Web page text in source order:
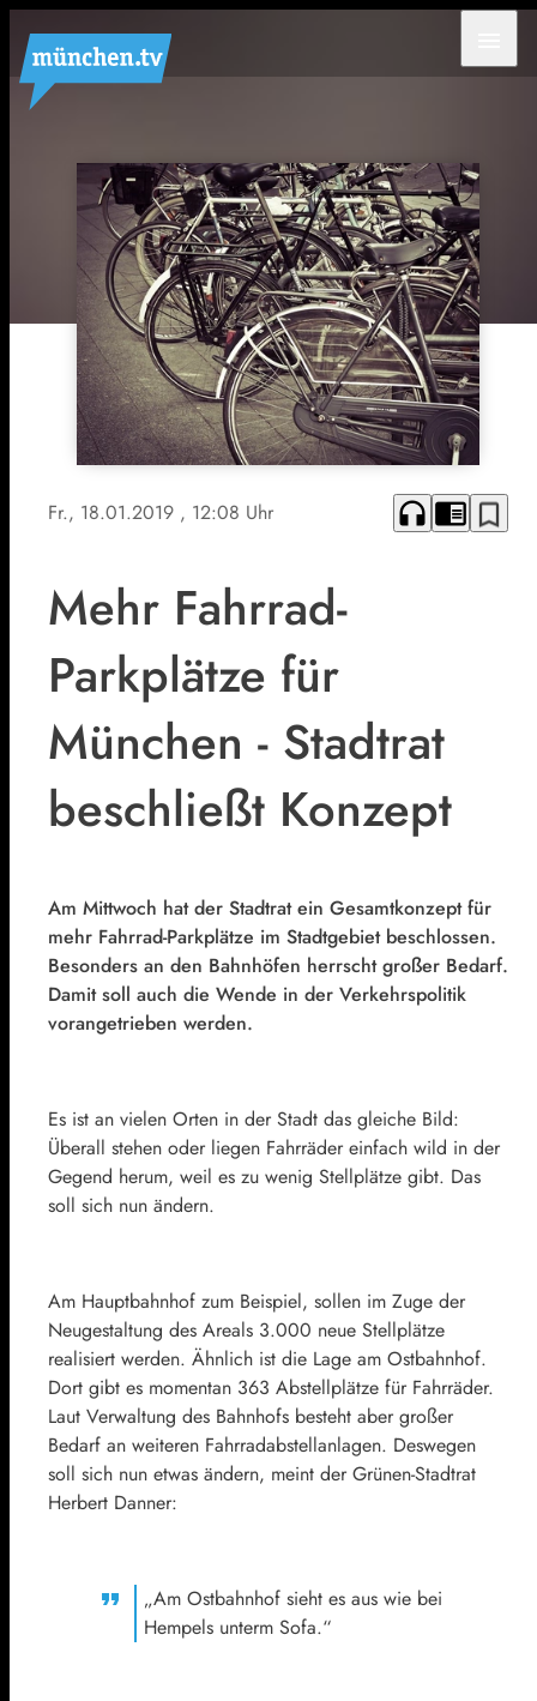
Fr., 18.01.2019 , 12:08 Uhr headphones chrome_reader_mode bookmark_border
Mehr Fahrrad-
Parkplätze für
München - Stadtrat
beschließt Konzept
Am Mittwoch hat der Stadtrat ein Gesamtkonzept für
mehr Fahrrad-Parkplätze im Stadtgebiet beschlossen.
Besonders an den Bahnhöfen herrscht großer Bedarf.
Damit soll auch die Wende in der Verkehrspolitik
vorangetrieben werden.
Es ist an vielen Orten in der Stadt das gleiche Bild:
Überall stehen oder liegen Fahrräder einfach wild in der
Gegend herum, weil es zu wenig Stellplätze gibt. Das
soll sich nun ändern.
Am Hauptbahnhof zum Beispiel, sollen im Zuge der
Neugestaltung des Areals 3.000 neue Stellplätze
realisiert werden. Ähnlich ist die Lage am Ostbahnhof.
Dort gibt es momentan 363 Abstellplätze für Fahrräder.
Laut Verwaltung des Bahnhofs besteht aber großer
Bedarf an weiteren Fahrradabstellanlagen. Deswegen
soll sich nun etwas ändern, meint der Grünen-Stadtrat
Herbert Danner:
„Am Ostbahnhof sieht es aus wie bei
Hempels unterm Sofa.“